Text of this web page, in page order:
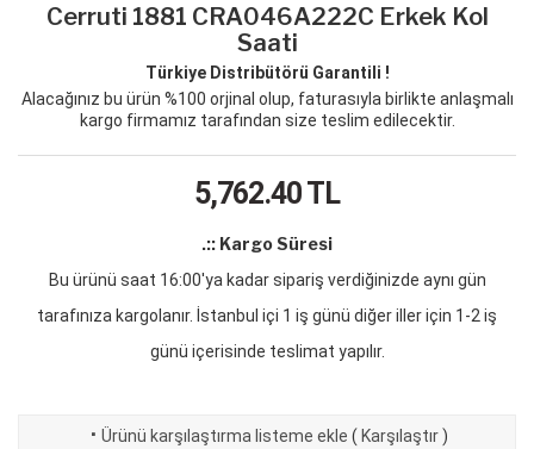
Cerruti 1881 CRA046A222C Erkek Kol
Saati
Türkiye Distribütörü Garantili !
Alacağınız bu ürün %100 orjinal olup, faturasıyla birlikte anlaşmalı
kargo firmamız tarafından size teslim edilecektir.
5,762.40TL
.:: Kargo Süresi
Bu ürünü saat 16:00'ya kadar sipariş verdiğinizde aynı gün
tarafınıza kargolanır. İstanbul içi 1 iş günü diğer iller için 1-2 iş
günü içerisinde teslimat yapılır.
· Ürünü karşılaştırma listeme ekle ( Karşılaştır )